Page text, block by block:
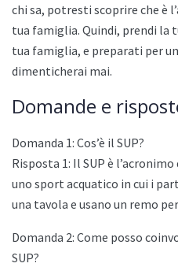
chi sa, potresti scoprire che è
tua famiglia. Quindi, prendi la
tua famiglia, e preparati per
dimenticherai mai.
Domande e
Domanda 1: Cos’è il SUP?
Risposta 1: Il SUP è
uno sport acquatico in cui i
una tavola e usano un remo
Domanda 2: Come posso
SUP?